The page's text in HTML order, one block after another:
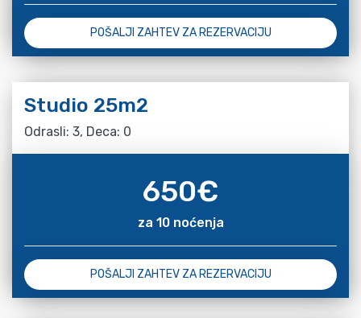
POŠALJI ZAHTEV ZA REZERVACIJU
Studio 25m2
Odrasli: 3, Deca: 0
650€
za 10 noćenja
POŠALJI ZAHTEV ZA REZERVACIJU